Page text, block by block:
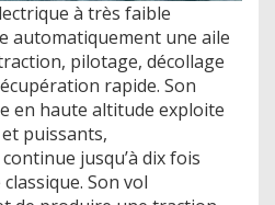
à très faible
automatiquement une aile
pilotage, décollage
rapide. Son
en haute altitude exploite
puissants,
jusqu’à dix fois
Son vol